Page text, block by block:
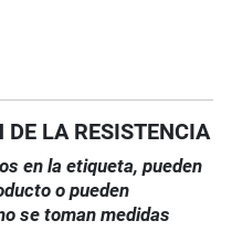
LA RESISTENCIA
en la etiqueta, pueden
o pueden
se toman medidas